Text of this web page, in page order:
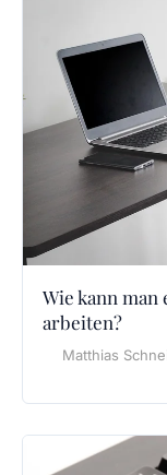
Wie kann man
arbeiten?
Matthias